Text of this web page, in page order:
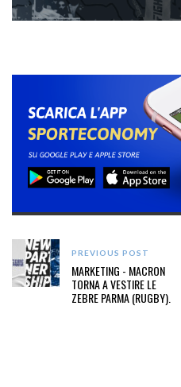
PREVIOUS POST
MARKETING - MACRON
TORNA A VESTIRE LE
ZEBRE PARMA (RUGBY).